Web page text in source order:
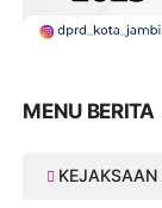
MENU BERITA
KEJAKSAAN